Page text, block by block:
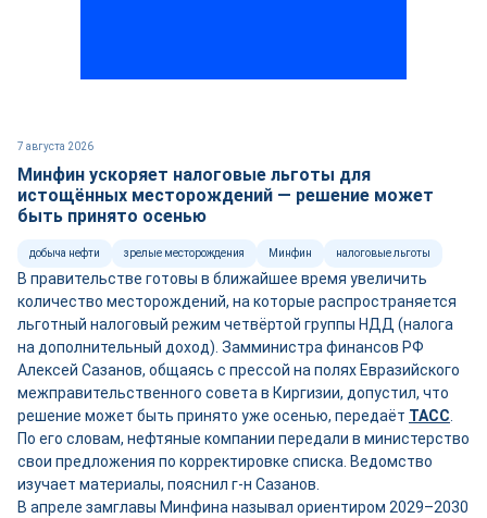
7 августа 2026
Минфин ускоряет налоговые льготы для
истощённых месторождений — решение может
быть принято осенью
добыча нефти зрелые месторождения Минфин налоговые льготы
В правительстве готовы в ближайшее время увеличить
количество месторождений, на которые распространяется
льготный налоговый режим четвёртой группы НДД (налога
на дополнительный доход). Замминистра финансов РФ
Алексей Сазанов, общаясь с прессой на полях Евразийского
межправительственного совета в Киргизии, допустил, что
решение может быть принято уже осенью, передаёт ТАСС
По его словам, нефтяные компании передали в министерство
свои предложения по корректировке списка. Ведомство
изучает материалы, пояснил г-н Сазанов.
В апреле замглавы Минфина называл ориентиром 2029–2030